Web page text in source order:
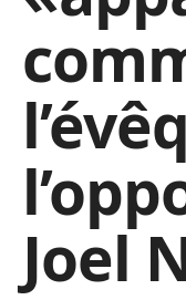
Joel